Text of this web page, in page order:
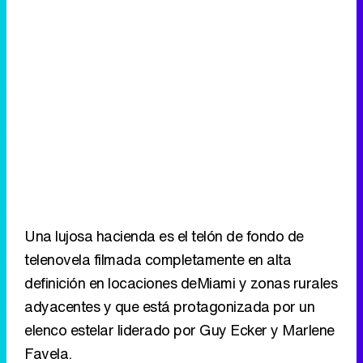
Una lujosa hacienda es el telón de fondo de
telenovela filmada completamente en alta
definición en locaciones deMiami y zonas rurales
adyacentes y que está protagonizada por un
elenco estelar liderado por Guy Ecker y Marlene
Favela.